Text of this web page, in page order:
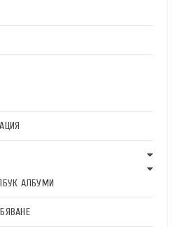
АЛБУМИ